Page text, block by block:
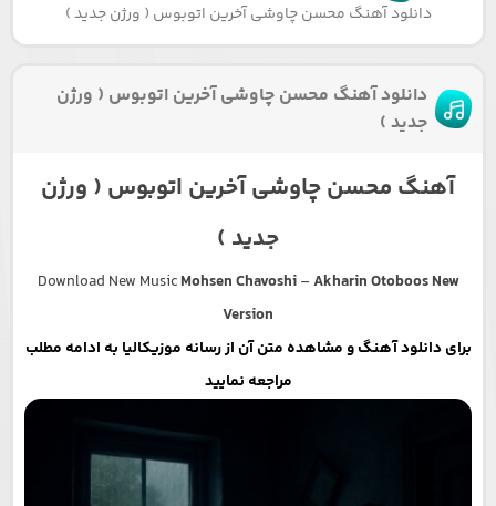
دانلود آهنگ محسن چاوشی آخرین اتوبوس ( ورژن جدید )
دانلود آهنگ محسن چاوشی آخرین اتوبوس ( ورژن
جدید )
آهنگ محسن چاوشی آخرین اتوبوس ( ورژن
جدید )
Download New MusicMohsen Chavoshi–Akharin Otoboos New
Version
برای دانلود آهنگ و مشاهده متن آن از رسانه موزیکالیا به ادامه مطلب
مراجعه نمایید